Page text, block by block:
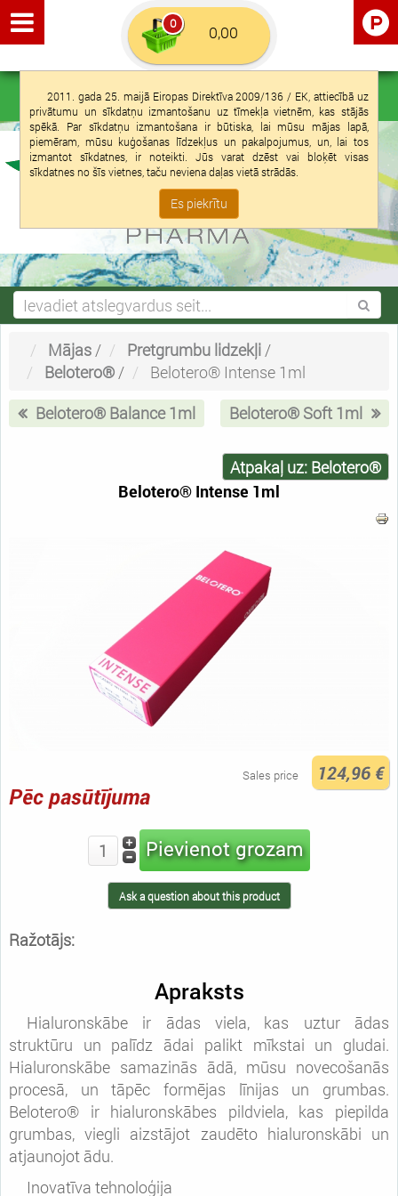
2011. gada 25. maijā Eiropas Direktīva 2009/136 / EK, attiecībā uz
privātumu un sīkdatņu izmantošanu uz tīmekļa vietnēm, kas stājās
spēkā. Par sīkdatņu izmantošana ir būtiska, lai mūsu mājas lapā,
piemēram, mūsu kuģošanas līdzekļus un pakalpojumus, un, lai tos
izmantot sīkdatnes, ir noteikti. Jūs varat dzēst vai bloķēt visas
sīkdatnes no šīs vietnes, taču neviena daļas vietā strādās.
Es piekrītu
Euro € Latviešu Ieiet Reģistrācija
0
Mājas/ Pretgrumbu lidzekļi/
Belotero®/
Belotero® Intense 1ml
Belotero® Balance 1ml
Belotero® Soft 1ml
Atpakaļ uz: Belotero®
Belotero® Intense 1ml
Sales price 124,96 €
Pēc pasūtījuma
Ask a question about this product
Ražotājs:
Apraksts
Hialuronskābe ir ādas viela, kas uztur ādas
struktūru un palīdz ādai palikt mīkstai un gludai.
Hialuronskābe samazinās ādā, mūsu novecošanās
procesā, un tāpēc formējas līnijas un grumbas.
Belotero® ir hialuronskābes pildviela, kas piepilda
grumbas, viegli aizstājot zaudēto hialuronskābi un
atjaunojot ādu.
Inovatīva tehnoloģija